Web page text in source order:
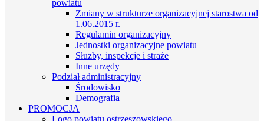
powiatu
Zmiany w strukturze organizacyjnej starostwa od
1.06.2015 r.
Regulamin organizacyjny
Jednostki organizacyjne powiatu
Słuzby, inspekcje i straże
Inne urzędy
Podział administracyjny
Środowisko
Demografia
PROMOCJA
Logo powiatu ostrzeszowskiego